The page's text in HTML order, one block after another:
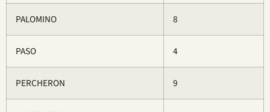
PALOMINO 8
PASO 4
PERCHERON 9